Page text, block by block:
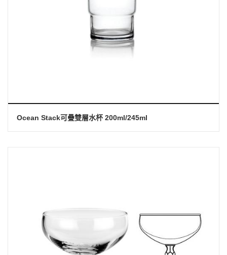
Ocean Stack可疊雙層水杯 200ml/245ml